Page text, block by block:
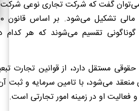
گفت که شرکت تجاری نوعی شرکت
تقسیم می‌شوند که هر کدام
مستقل دارد، از قوانین تجارت
می‌شود، با تامین سرمایه و ثبت
او در زمینه امور تجارتی است.